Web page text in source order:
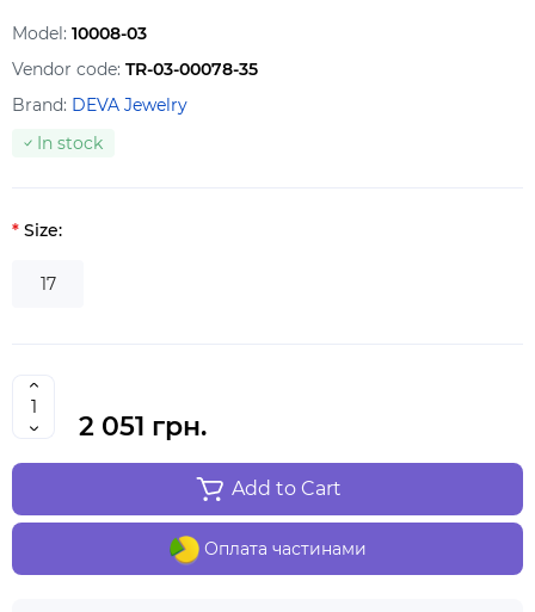
Model: 10008-03
Vendor code: TR-03-00078-35
Brand: DEVA Jewelry
In stock
Size:
17
2 051 грн.
Add to Cart
Оплата частинами